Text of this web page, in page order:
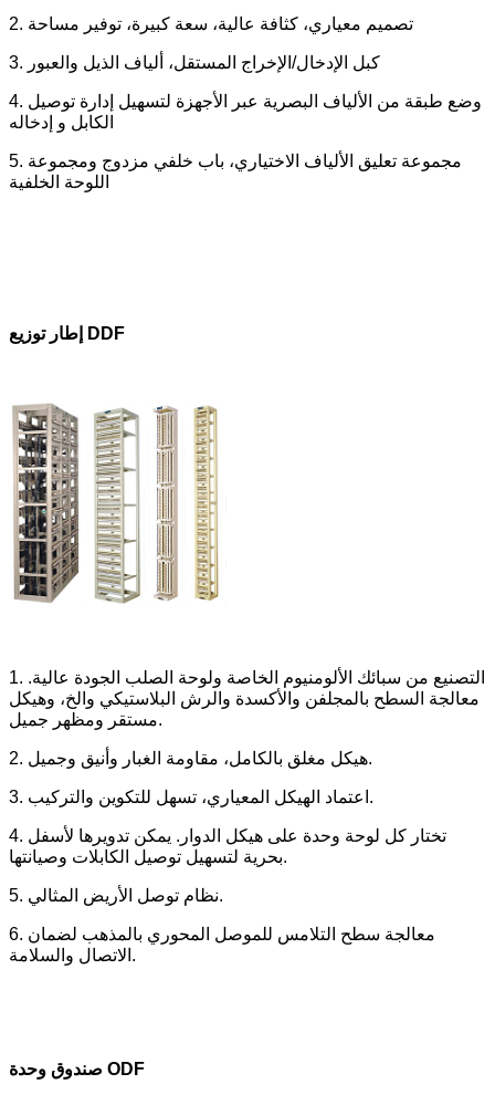
2. تصميم معياري، كثافة عالية، سعة كبيرة، توفير مساحة
3. كبل الإدخال/الإخراج المستقل، ألياف الذيل والعبور
4. وضع طبقة من الألياف البصرية عبر الأجهزة لتسهيل إدارة توصيل
الكابل و إدخاله
5. مجموعة تعليق الألياف الاختياري، باب خلفي مزدوج ومجموعة
اللوحة الخلفية
DDF
1. التصنيع من سبائك الألومنيوم الخاصة ولوحة الصلب الجودة عالية.
معالجة السطح بالمجلفن والأكسدة والرش البلاستيكي والخ، وهيكل
مستقر ومظهر جميل.
2. هيكل مغلق بالكامل، مقاومة الغبار وأنيق وجميل.
3. اعتماد الهيكل المعياري، تسهل للتكوين والتركيب.
4. تختار كل لوحة وحدة على هيكل الدوار. يمكن تدويرها لأسفل
بحرية لتسهيل توصيل الكابلات وصيانتها.
5. نظام توصل الأريض المثالي.
6. معالجة سطح التلامس للموصل المحوري بالمذهب لضمان
الاتصال والسلامة.
ODF